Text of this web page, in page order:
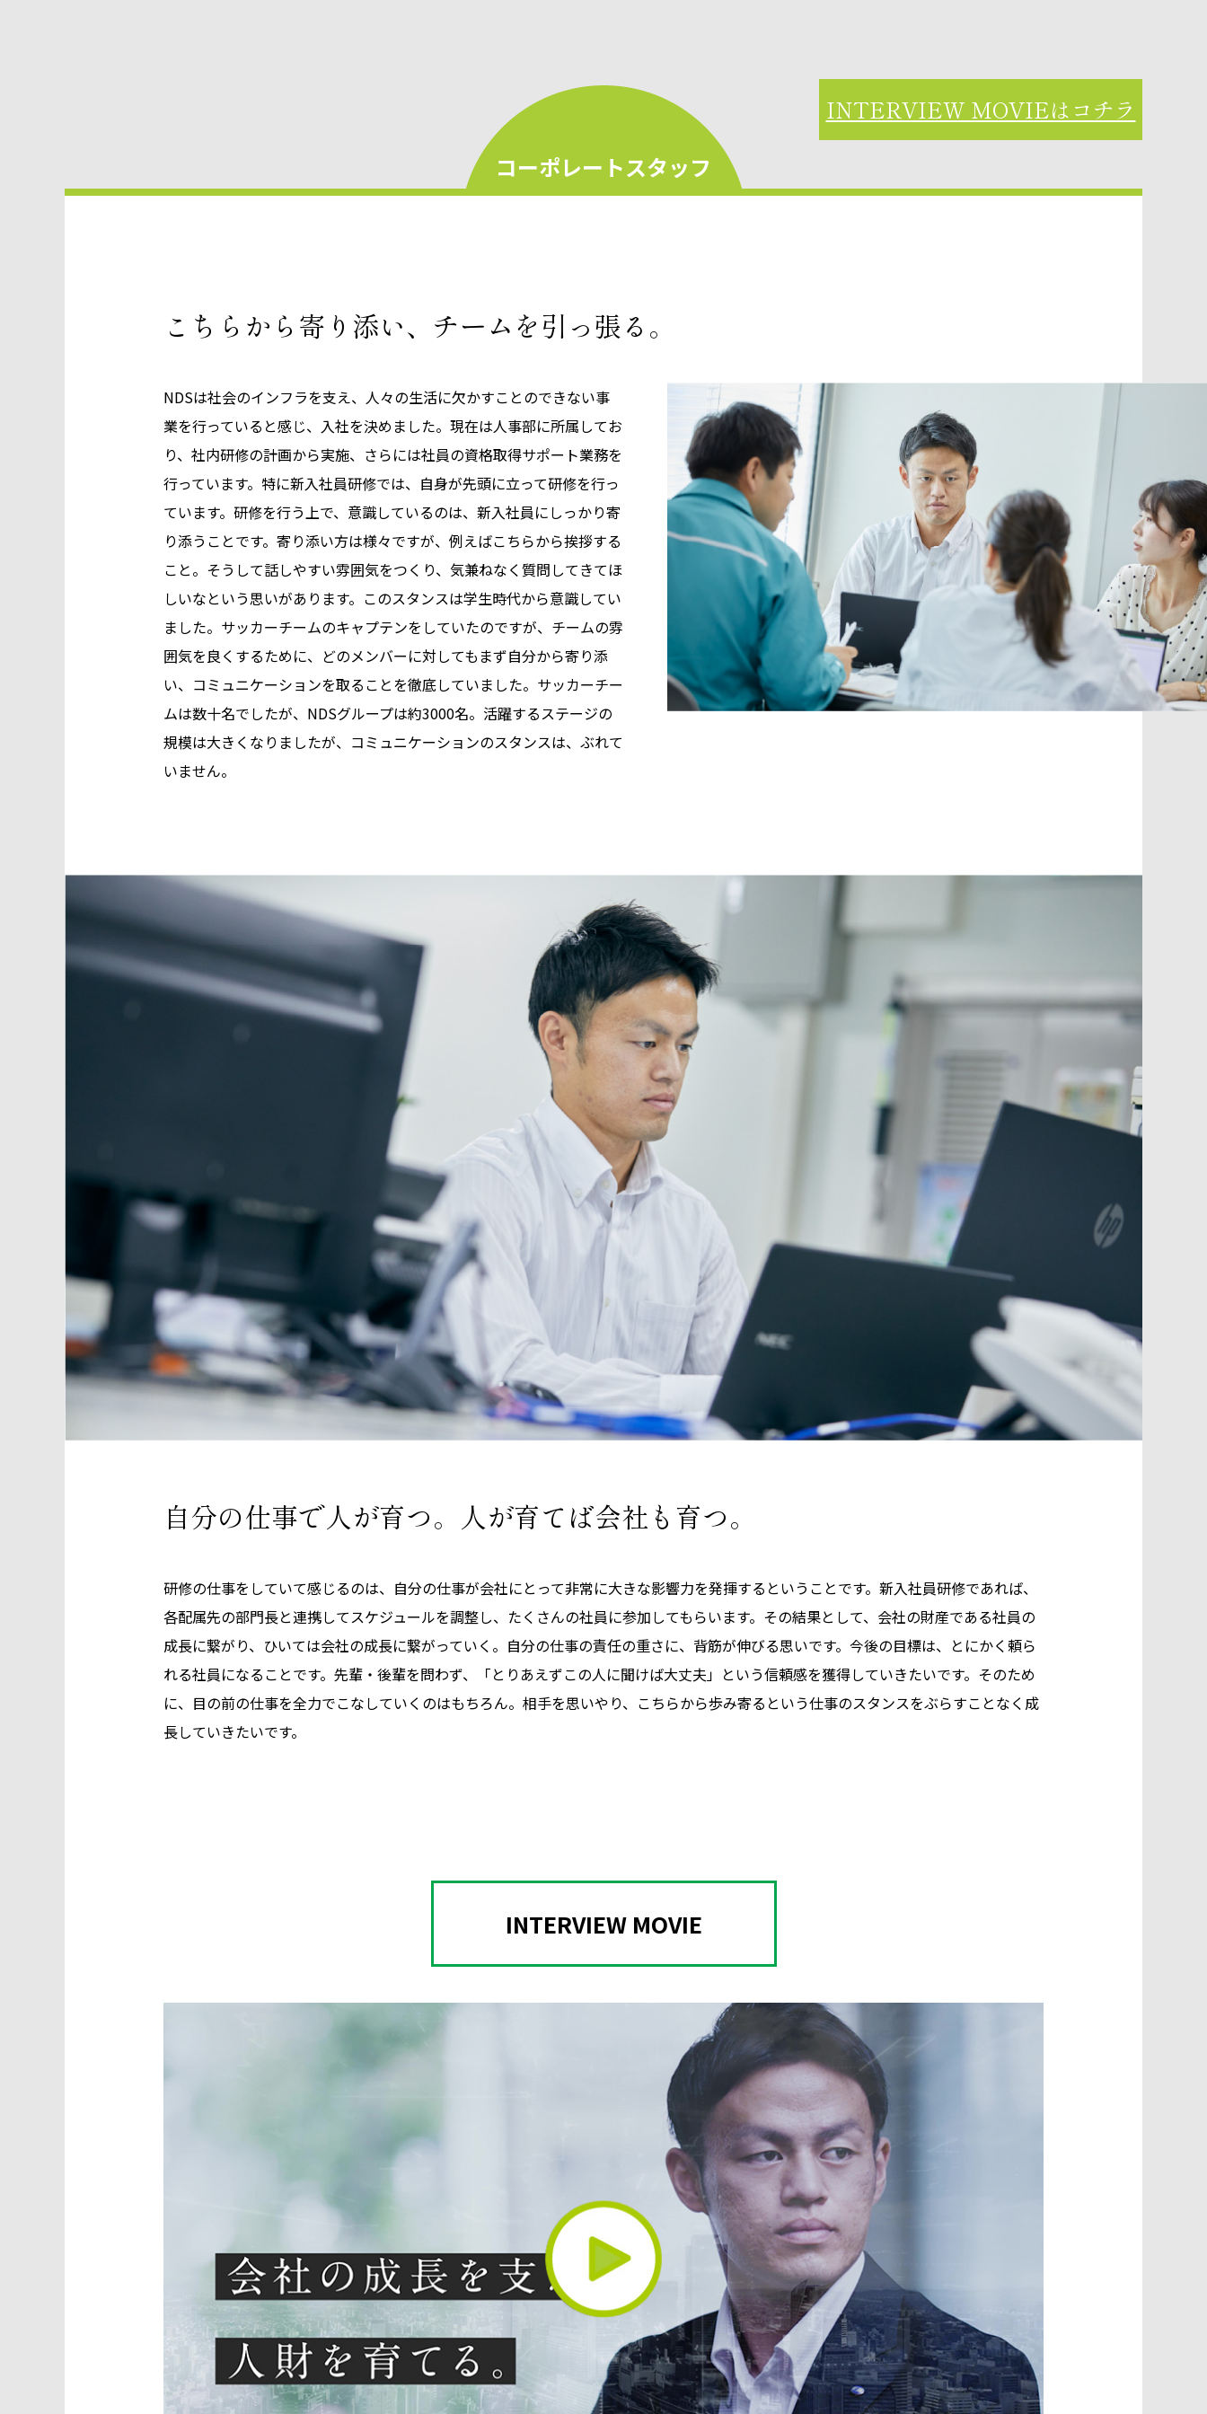
INTERVIEW MOVIEはコチラ
コーポレートスタッフ
こちらから寄り添い、チームを引っ張る。
NDSは社会のインフラを支え、人々の生活に欠かすことのできない事
業を行っていると感じ、入社を決めました。現在は人事部に所属してお
り、社内研修の計画から実施、さらには社員の資格取得サポート業務を
行っています。特に新入社員研修では、自身が先頭に立って研修を行っ
ています。研修を行う上で、意識しているのは、新入社員にしっかり寄
り添うことです。寄り添い方は様々ですが、例えばこちらから挨拶する
こと。そうして話しやすい雰囲気をつくり、気兼ねなく質問してきてほ
しいなという思いがあります。このスタンスは学生時代から意識してい
ました。サッカーチームのキャプテンをしていたのですが、チームの雰
囲気を良くするために、どのメンバーに対してもまず自分から寄り添
い、コミュニケーションを取ることを徹底していました。サッカーチー
ムは数十名でしたが、NDSグループは約3000名。活躍するステージの
規模は大きくなりましたが、コミュニケーションのスタンスは、ぶれて
いません。
自分の仕事で人が育つ。 人が育てば会社も育つ。
研修の仕事をしていて感じるのは、自分の仕事が会社にとって非常に大きな影響力を発揮するということです。新入社員研修であれば、
各配属先の部門長と連携してスケジュールを調整し、たくさんの社員に参加してもらいます。その結果として、会社の財産である社員の
成長に繋がり、ひいては会社の成長に繋がっていく。自分の仕事の責任の重さに、背筋が伸びる思いです。今後の目標は、とにかく頼ら
れる社員になることです。先輩・後輩を問わず、「とりあえずこの人に聞けば大丈夫」という信頼感を獲得していきたいです。そのため
に、目の前の仕事を全力でこなしていくのはもちろん。相手を思いやり、こちらから歩み寄るという仕事のスタンスをぶらすことなく成
長していきたいです。
INTERVIEW MOVIE